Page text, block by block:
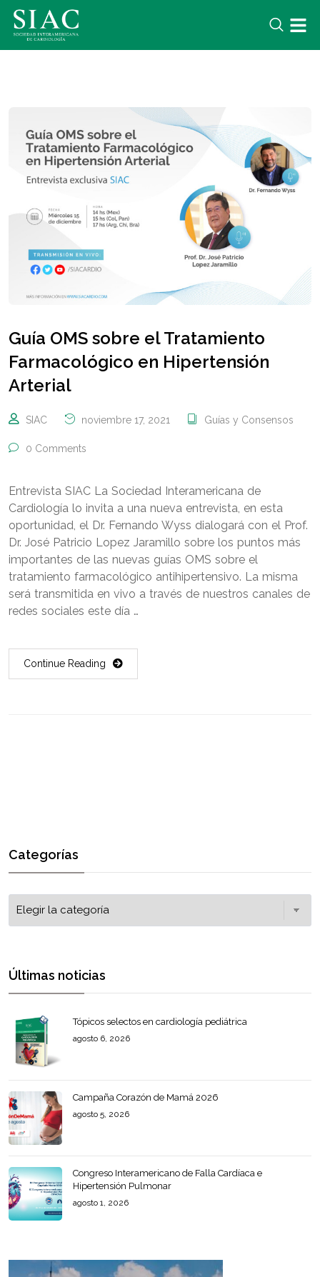
Guía OMS sobre el Tratamiento
Farmacológico en Hipertensión
Arterial
SIAC noviembre 17, 2021 Guías y Consensos
0 Comments
Entrevista SIAC La Sociedad Interamericana de
Cardiología lo invita a una nueva entrevista, en esta
oportunidad, el Dr. Fernando Wyss dialogará con el Prof.
Dr. José Patricio Lopez Jaramillo sobre los puntos más
importantes de las nuevas guías OMS sobre el
tratamiento farmacológico antihipertensivo. La misma
será transmitida en vivo a través de nuestros canales de
redes sociales este día …
Continue Reading
Categorías
Últimas noticias
Tópicos selectos en cardiología pediátrica
agosto 6, 2026
Campaña Corazón de Mamá 2026
agosto 5, 2026
Congreso Interamericano de Falla Cardíaca e
Hipertensión Pulmonar
agosto 1, 2026